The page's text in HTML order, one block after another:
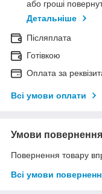
або гроші
Детальніше
Післяплата
Готівкою
Оплата за
Всі умови оплати
Умови повернення
Повернення товару
Всі умови